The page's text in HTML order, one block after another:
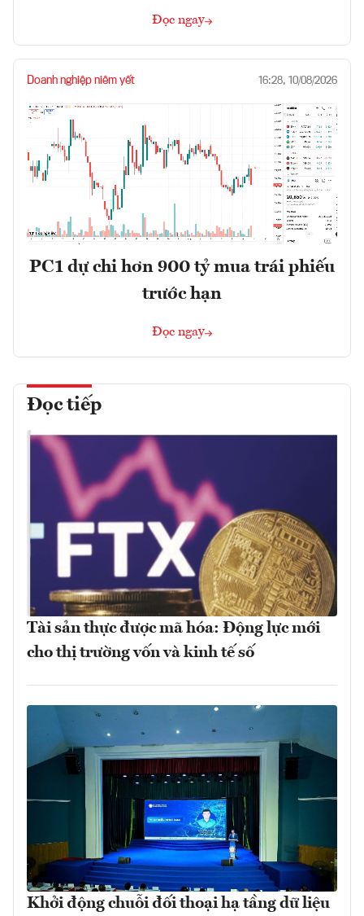
Đọc ngay
Doanh nghiệp niêm yết 16:28, 10/08/2026
PC1 dự chi hơn 900 tỷ mua trái phiếu
trước hạn
Đọc ngay
Đọc tiếp
Tài sản thực được mã hóa: Động lực mới
cho thị trường vốn và kinh tế số
Khởi động chuỗi đối thoại hạ tầng dữ liệu